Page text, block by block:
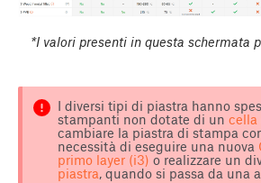
*I valori presenti in questa schermata
I diversi tipi di piastra hanno
stampanti non dotate di un cella
cambiare la piastra di stampa
necessità di eseguire una nuova
primo layer (i3) o realizzare un
piastra, quando si passa da una